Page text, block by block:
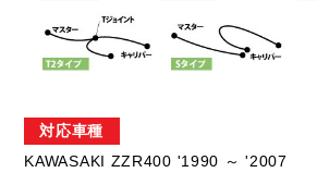
対応車種
KAWASAKI ZZR400 '1990 ～ '2007